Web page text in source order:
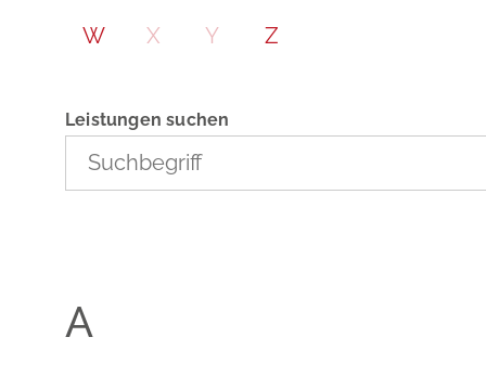
W X Y Z
Leistungen suchen
A